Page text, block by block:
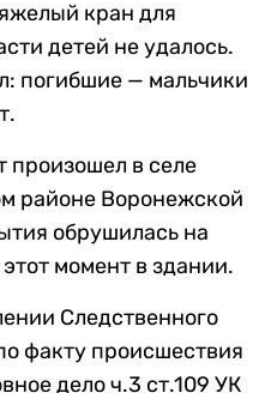
кран для
детей не удалось.
погибшие — мальчики
произошел в селе
районе Воронежской
обрушилась на
момент в здании.
Следственного
факту происшествия
дело ч.3 ст.109 УК